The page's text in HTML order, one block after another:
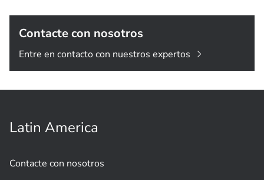
Contacte con nosotros
Entre en contacto con nuestros expertos
Latin America
Contacte con nosotros